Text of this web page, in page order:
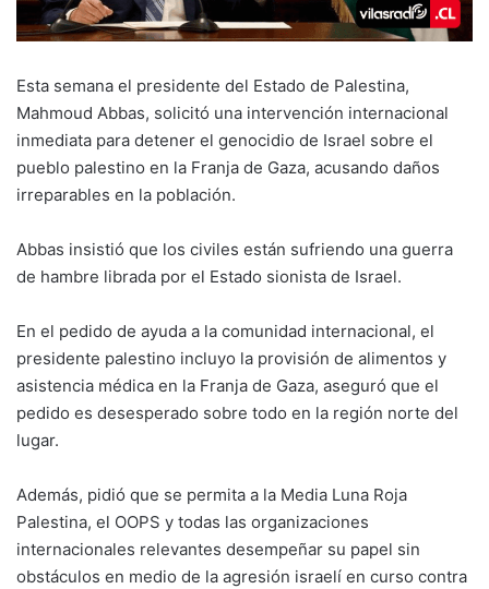
Esta semana el presidente del Estado de Palestina,
Mahmoud Abbas, solicitó una intervención internacional
inmediata para detener el genocidio de Israel sobre el
pueblo palestino en la Franja de Gaza, acusando daños
irreparables en la población.
Abbas insistió que los civiles están sufriendo una guerra
de hambre librada por el Estado sionista de Israel.
En el pedido de ayuda a la comunidad internacional, el
presidente palestino incluyo la provisión de alimentos y
asistencia médica en la Franja de Gaza, aseguró que el
pedido es desesperado sobre todo en la región norte del
lugar.
Además, pidió que se permita a la Media Luna Roja
Palestina, el OOPS y todas las organizaciones
internacionales relevantes desempeñar su papel sin
obstáculos en medio de la agresión israelí en curso contra